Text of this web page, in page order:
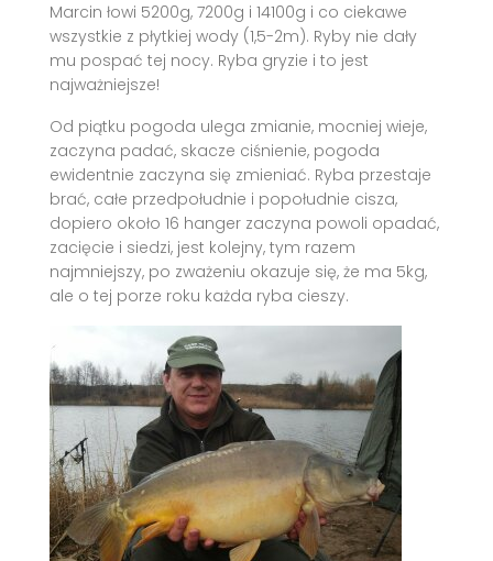
Marcin łowi 5200g, 7200g i 14100g i co ciekawe
wszystkie z płytkiej wody (1,5-2m). Ryby nie dały
mu pospać tej nocy. Ryba gryzie i to jest
najważniejsze!
Od piątku pogoda ulega zmianie, mocniej wieje,
zaczyna padać, skacze ciśnienie, pogoda
ewidentnie zaczyna się zmieniać. Ryba przestaje
brać, całe przedpołudnie i popołudnie cisza,
dopiero około 16 hanger zaczyna powoli opadać,
zacięcie i siedzi, jest kolejny, tym razem
najmniejszy, po zważeniu okazuje się, że ma 5kg,
ale o tej porze roku każda ryba cieszy.